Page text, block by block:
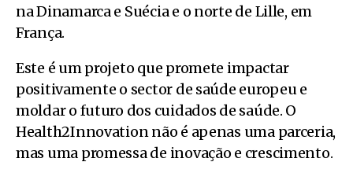
na Dinamarca e Suécia e o norte de Lille, em
França.
Este é um projeto que promete impactar
positivamente o sector de saúde europeu e
moldar o futuro dos cuidados de saúde. O
Health2Innovation não é apenas uma parceria,
mas uma promessa de inovação e crescimento.